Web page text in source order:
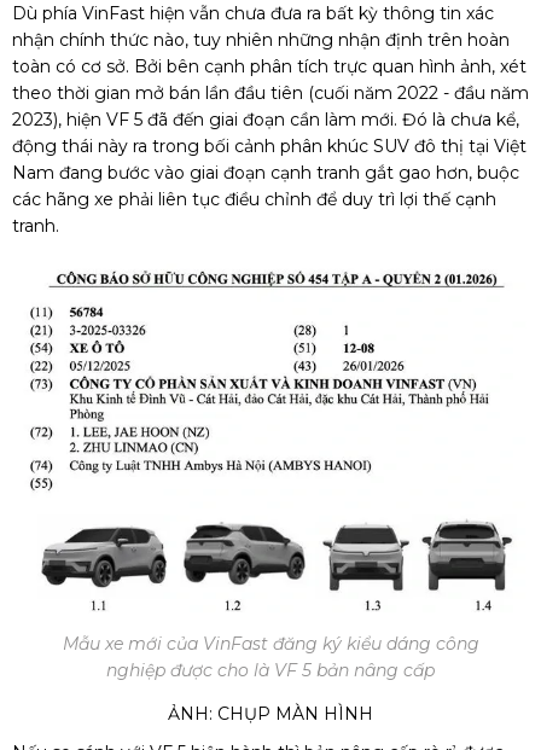
Dù phía VinFast hiện vẫn chưa đưa ra bất kỳ thông tin xác
nhận chính thức nào, tuy nhiên những nhận định trên hoàn
toàn có cơ sở. Bởi bên cạnh phân tích trực quan hình ảnh, xét
theo thời gian mở bán lần đầu tiên (cuối năm 2022 - đầu năm
2023), hiện VF 5 đã đến giai đoạn cần làm mới. Đó là chưa kể,
động thái này ra trong bối cảnh phân khúc SUV đô thị tại Việt
Nam đang bước vào giai đoạn cạnh tranh gắt gao hơn, buộc
các hãng xe phải liên tục điều chỉnh để duy trì lợi thế cạnh
tranh.
Mẫu xe mới của VinFast đăng ký kiểu dáng công
nghiệp được cho là VF 5 bản nâng cấp
ẢNH: CHỤP MÀN HÌNH